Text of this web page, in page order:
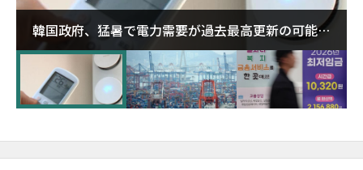
韓国政府、猛暑で電力需要が過去最高更新の可能性
に需給対応体制を点検